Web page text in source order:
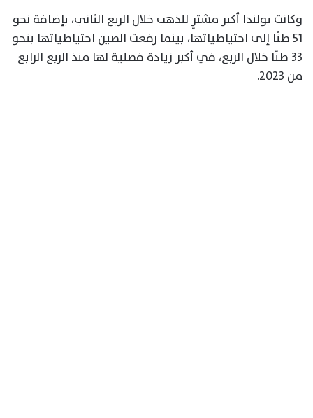
وكانت بولندا أكبر مشترٍ للذهب خلال الربع الثاني، بإضافة نحو
51 طنًا إلى احتياطياتها، بينما رفعت الصين احتياطياتها بنحو
33 طنًا خلال الربع، في أكبر زيادة فصلية لها منذ الربع الرابع
من 2023.